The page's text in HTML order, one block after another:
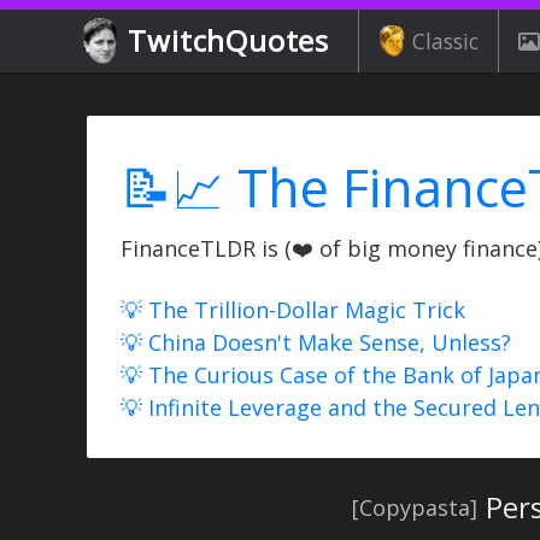
TwitchQuotes Classic
📝📈 The
FinanceTLDR is (❤️ of big money
💡 The Trillion-Dollar Magic Trick
💡 China Doesn't Make Sense, Unless?
💡 The Curious Case of the Bank of
💡 Infinite Leverage and the Secured
[Copypasta]